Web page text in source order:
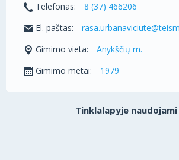
Telefonas:
8 (37) 466206
El. paštas:
Gimimo vieta:
Anykščių m.
Gimimo metai:
1979
Tinklalapyje